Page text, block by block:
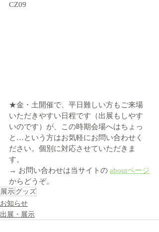
CZ09
★金・土開催で、平日難しい方もご来場
いただきやすい日程です（出展もしやす
いのです）が、この時期会場へはちょっ
と…という方はお気軽にお問い合わせく
ださい。個別に対応させていただきま
す。
→ お問い合わせは当サイトの aboutページ
からどうぞ。
展示 グッズ
お知らせ
出展・展示